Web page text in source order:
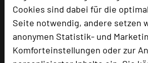
Cookies sind dabei für die
Seite notwendig, andere setzen
anonymen Statistik- und
Komforteinstellungen oder zur
ANDERS Hotel Walsrode
Gottlieb-Daimler Straße 11